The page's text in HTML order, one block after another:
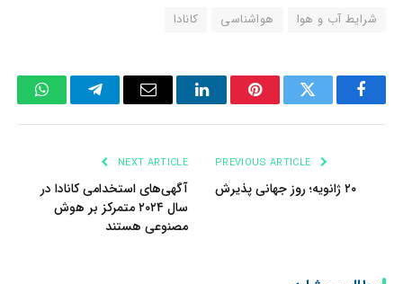
شرایط آب و هوا هواشناسی کانادا
Facebook
Twitter
Pinterest
LinkedIn
Email
Telegram
۲۰ ژانویه؛ روز جهانی پذیرش
NEXT ARTICLE
آگهی‌های استخدامی کانادا در
سال ۲۰۲۴ متمرکز بر هوش
مصنوعی هستند